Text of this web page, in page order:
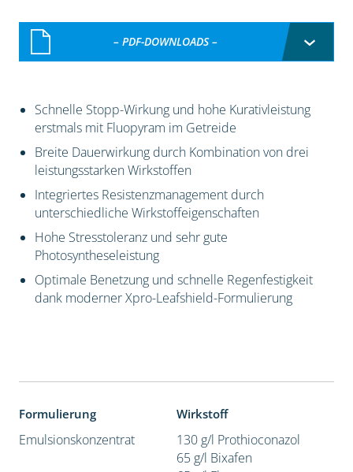
– PDF-DOWNLOADS –
Schnelle Stopp-Wirkung und hohe Kurativleistung
erstmals mit Fluopyram im Getreide
Breite Dauerwirkung durch Kombination von drei
leistungsstarken Wirkstoffen
Integriertes Resistenzmanagement durch
unterschiedliche Wirkstoffeigenschaften
Hohe Stresstoleranz und sehr gute
Photosyntheseleistung
Optimale Benetzung und schnelle Regenfestigkeit
dank moderner Xpro-Leafshield-Formulierung
Formulierung
Emulsionskonzentrat
Wirkstoff
130 g/l Prothioconazol
65 g/l Bixafen